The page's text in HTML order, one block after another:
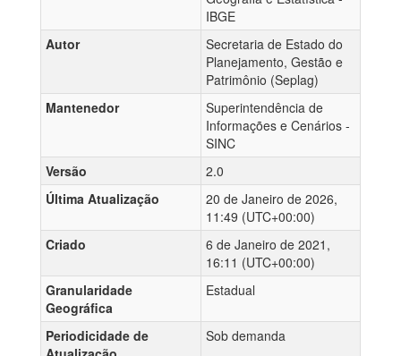
IBGE
Autor
Secretaria de Estado do
Planejamento, Gestão e
Patrimônio (Seplag)
Mantenedor
Superintendência de
Informações e Cenários -
SINC
Versão
2.0
Última Atualização
20 de Janeiro de 2026,
11:49 (UTC+00:00)
Criado
6 de Janeiro de 2021,
16:11 (UTC+00:00)
Granularidade
Geográfica
Estadual
Periodicidade de
Sob demanda